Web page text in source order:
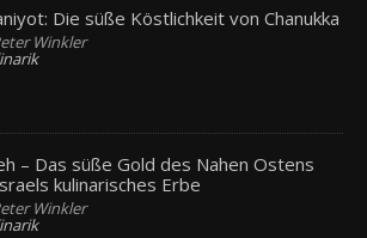
Die süße Köstlichkeit von Chanukka
Winkler
– Das süße Gold des Nahen Ostens
kulinarisches Erbe
Winkler